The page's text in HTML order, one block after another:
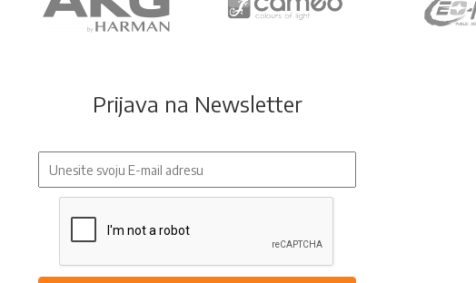
Prijava na Newsletter